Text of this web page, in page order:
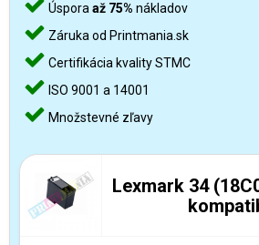
Úspora až 75% nákladov
Záruka od Printmania.sk
Certifikácia kvality STMC
ISO 9001 a 14001
Množstevné zľavy
Lexmark 34